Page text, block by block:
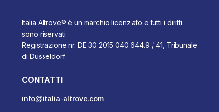
Italia Altrove® è un marchio licenziato e tutti i diritti
sono riservati.
Registrazione nr. DE 30 2015 040 644.9 / 41, Tribunale
di Düsseldorf
CONTATTI
info@italia-altrove.com